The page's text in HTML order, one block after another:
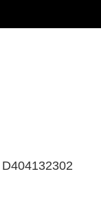
D404132302